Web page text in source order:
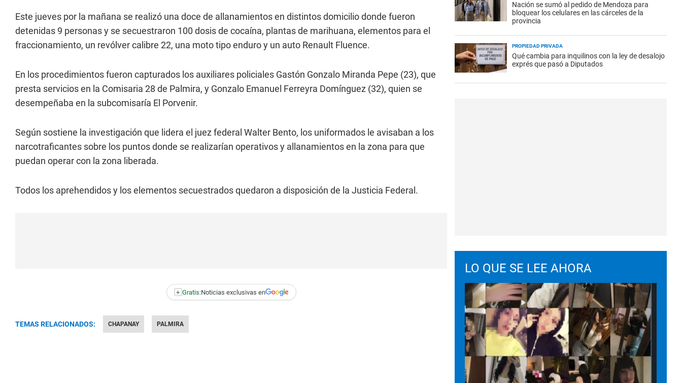
Este jueves por la mañana se realizó una doce de allanamientos en distintos domicilio donde fueron
detenidas 9 personas y se secuestraron 100 dosis de cocaína, plantas de marihuana, elementos para el
fraccionamiento, un revólver calibre 22, una moto tipo enduro y un auto Renault Fluence.
En los procedimientos fueron capturados los auxiliares policiales Gastón Gonzalo Miranda Pepe (23), que
presta servicios en la Comisaria 28 de Palmira, y Gonzalo Emanuel Ferreyra Domínguez (32), quien se
desempeñaba en la subcomisaría El Porvenir.
Según sostiene la investigación que lidera el juez federal Walter Bento, los uniformados le avisaban a los
narcotraficantes sobre los puntos donde se realizarían operativos y allanamientos en la zona para que
puedan operar con la zona liberada.
Todos los aprehendidos y los elementos secuestrados quedaron a disposición de la Justicia Federal.
+ Gratis:Noticias exclusivas en
TEMAS RELACIONADOS: CHAPANAY PALMIRA
Nación se sumó al pedido de Mendoza para
bloquear los celulares en las cárceles de la
provincia
PROPIEDAD PRIVADA
Qué cambia para inquilinos con la ley de desalojo
exprés que pasó a Diputados
LO QUE SE LEE AHORA